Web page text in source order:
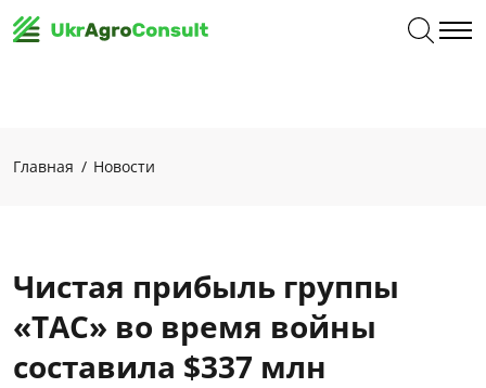
Главная Новости
Чистая прибыль группы
«ТАС» во время войны
составила $337 млн